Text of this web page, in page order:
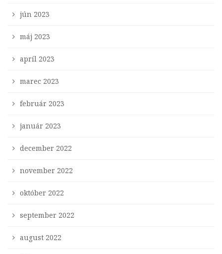
jún 2023
máj 2023
apríl 2023
marec 2023
február 2023
január 2023
december 2022
november 2022
október 2022
september 2022
august 2022